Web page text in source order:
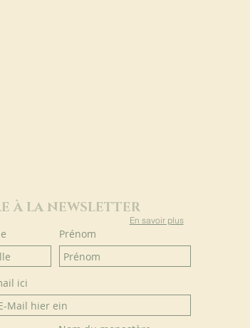
À LA NEWSLETTER
En savoir plus
Prénom
ici